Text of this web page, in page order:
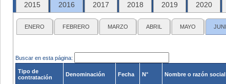
2015 2016 2017 2018 2019 2020
ENERO FEBRERO MARZO ABRIL MAYO
Buscar en esta página:
Tipo de
contratación
Denominación Fecha N° Nombre o razón social